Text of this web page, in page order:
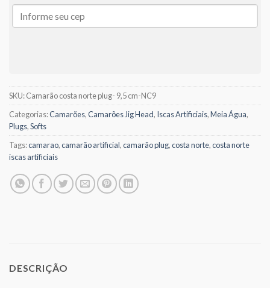
SKU:Camarão costa norte plug- 9,5 cm-NC9
Categorias:Camarões,Camarões Jig Head, Iscas Artificiais,Meia Água,
Plugs,Softs
Tags:camarao,camarão artificial,camarão plug,costa norte,costa norte
iscas artificiais
DESCRIÇÃO